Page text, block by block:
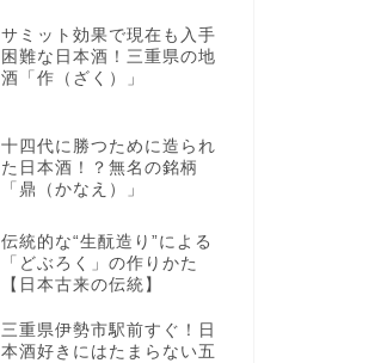
サミット効果で現在も入手
困難な日本酒！三重県の地
酒「作（ざく）」
十四代に勝つために造られ
た日本酒！？無名の銘柄
「鼎（かなえ）」
伝統的な“生酛造り”による
「どぶろく」の作りかた
【日本古来の伝統】
三重県伊勢市駅前すぐ！日
本酒好きにはたまらない五